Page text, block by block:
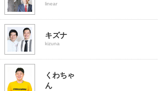
linear
キズナ
kizuna
くわちゃ